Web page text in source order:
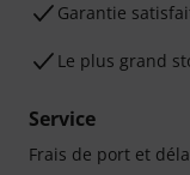
Garantie
Le plus grand
Service
Frais de port et